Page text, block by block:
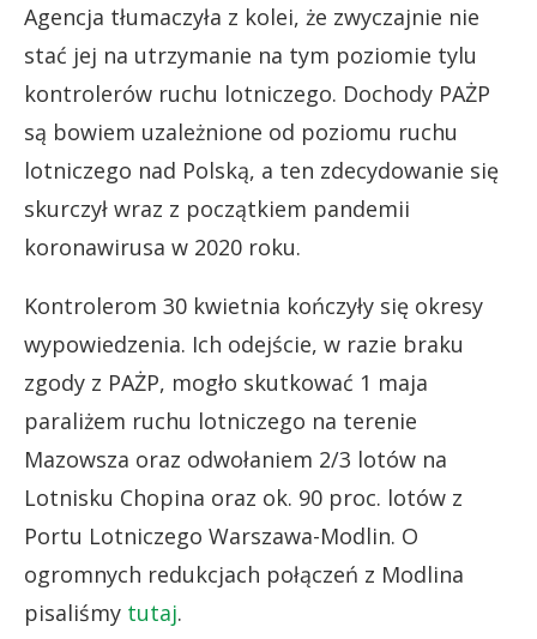
Agencja tłumaczyła z kolei, że zwyczajnie nie
stać jej na utrzymanie na tym poziomie tylu
kontrolerów ruchu lotniczego. Dochody PAŻP
są bowiem uzależnione od poziomu ruchu
lotniczego nad Polską, a ten zdecydowanie się
skurczył wraz z początkiem pandemii
koronawirusa w 2020 roku.
Kontrolerom 30 kwietnia kończyły się okresy
wypowiedzenia. Ich odejście, w razie braku
zgody z PAŻP, mogło skutkować 1 maja
paraliżem ruchu lotniczego na terenie
Mazowsza oraz odwołaniem 2/3 lotów na
Lotnisku Chopina oraz ok. 90 proc. lotów z
Portu Lotniczego Warszawa-Modlin. O
ogromnych redukcjach połączeń z Modlina
pisaliśmy tutaj.